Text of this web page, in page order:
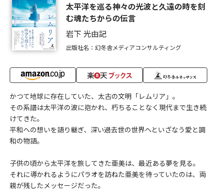
太平洋を巡る神々の光波と久遠の時を刻
む魂たちからの伝言
岩下 光由記
出版社名：幻冬舎メディアコンサルティング
かつて地球に存在していた、太古の文明「レムリア」。
その系譜は太平洋の波に抱かれ、朽ちることなく現代まで生き続
けてきた。
平和への想いを語り継ぎ、深い過去世の世界へといざなう愛と調
和の物語。
子供の頃から太平洋を旅してきた亜美は、最近ある夢を見る。
それに導かれるようにパラオを訪ねた亜美を待っていたのは、両
親が残したメッセージだった。